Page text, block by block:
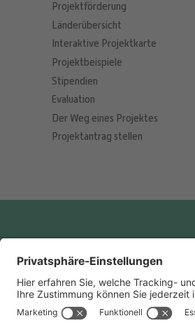
Projektförderung
Länderübersicht
Interaktive Projektkarte
Projektbeispiele
Stipendien
Evaluation
Der Weg eines Projektes
Projektantrag stellen
Anschrift
Renovabis e.V.
Domberg 38/40, 85354 Freising
Tel: (08161) 5309-0
info@renovabis.de